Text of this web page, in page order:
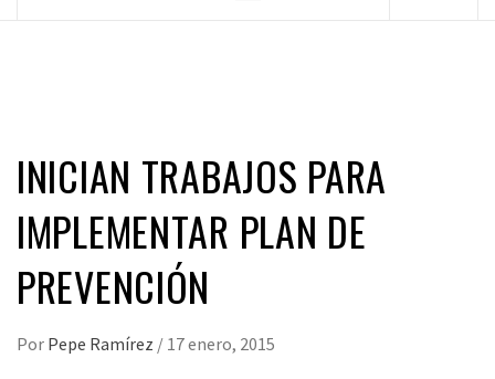
INICIAN TRABAJOS PARA
IMPLEMENTAR PLAN DE
PREVENCIÓN
Por Pepe Ramírez / 17 enero, 2015